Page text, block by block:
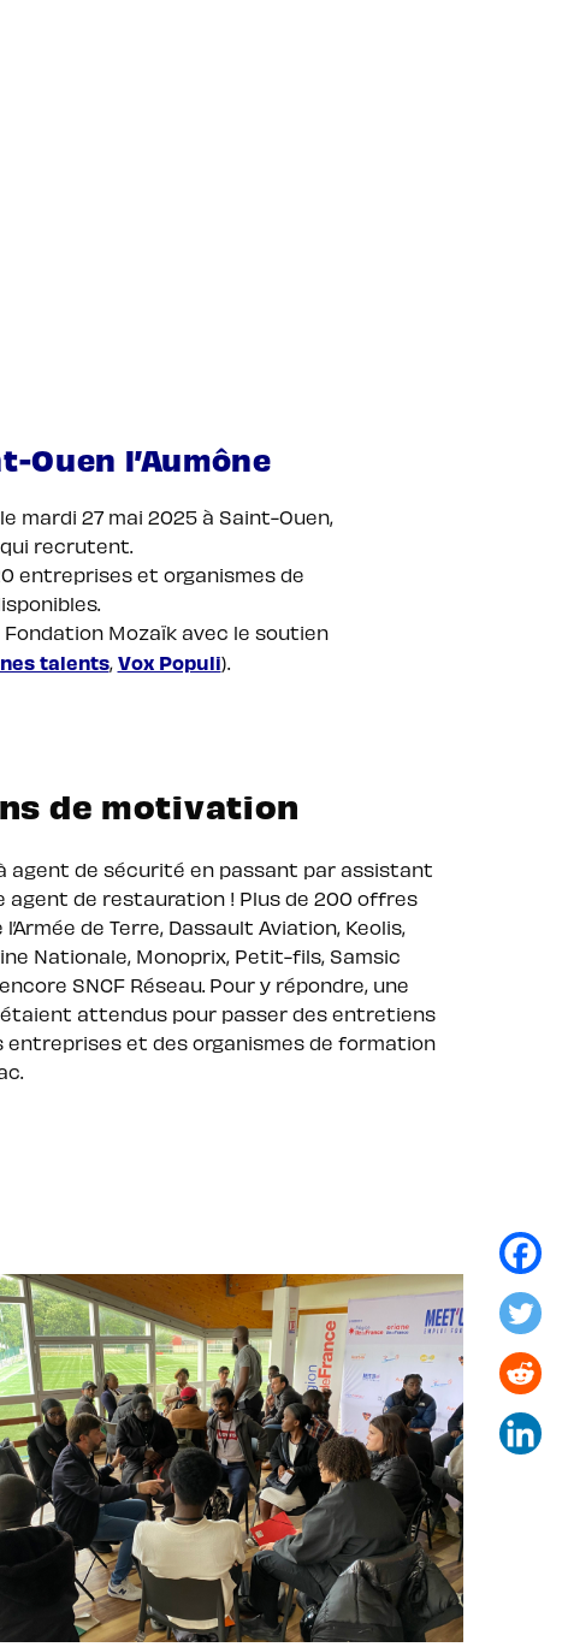
l’Aumône
mardi 27 mai 2025 à Saint-Ouen,
recrutent.
entreprises et organismes de
Fondation Mozaïk avec le soutien
talents, Vox Populi).
de motivation
agent de sécurité en passant par assistant
agent de restauration ! Plus de 200 offres
de Terre, Dassault Aviation, Keolis,
Nationale, Monoprix, Petit-fils, Samsic
SNCF Réseau. Pour y répondre, une
attendus pour passer des entretiens
entreprises et des organismes de formation